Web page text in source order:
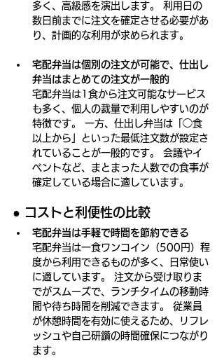
多く、高級感を演出します。 利用日の
数日前までに注文を確定させる必要があ
り、計画的な利用が求められます。
宅配弁当は個別の注文が可能で、仕出し
弁当はまとめての注文が一般的
宅配弁当は1食から注文可能なサービス
も多く、個人の裁量で利用しやすいのが
特徴です。 一方、仕出し弁当は「◯食
以上から」といった最低注文数が設定さ
れていることが一般的です。 会議やイ
ベントなど、まとまった人数での食事が
確定している場合に適しています。
● コストと利便性の比較
宅配弁当は手軽で時間を節約できる
宅配弁当は一食ワンコイン（500円）程
度から利用できるものが多く、日常使い
に適しています。 注文から受け取りま
でがスムーズで、ランチタイムの移動時
間や待ち時間を削減できます。 従業員
が休憩時間を有効に使えるため、リフレ
ッシュや自己研鑽の時間確保につながり
ます。